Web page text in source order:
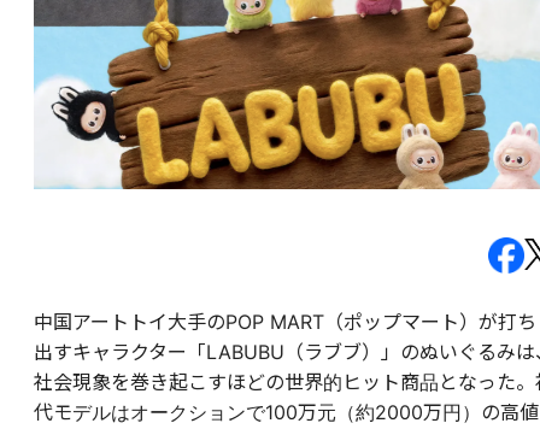
中国アートトイ大手のPOP MART（ポップマート）が打ち
出すキャラクター「LABUBU（ラブブ）」のぬいぐるみは
社会現象を巻き起こすほどの世界的ヒット商品となった。
代モデルはオークションで100万元（約2000万円）の高値